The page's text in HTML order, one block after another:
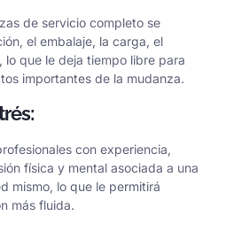
de servicio completo se
el embalaje, la carga, el
que le deja tiempo libre para
importantes de la mudanza.
con experiencia,
física y mental asociada a una
mismo, lo que le permitirá
más fluida.